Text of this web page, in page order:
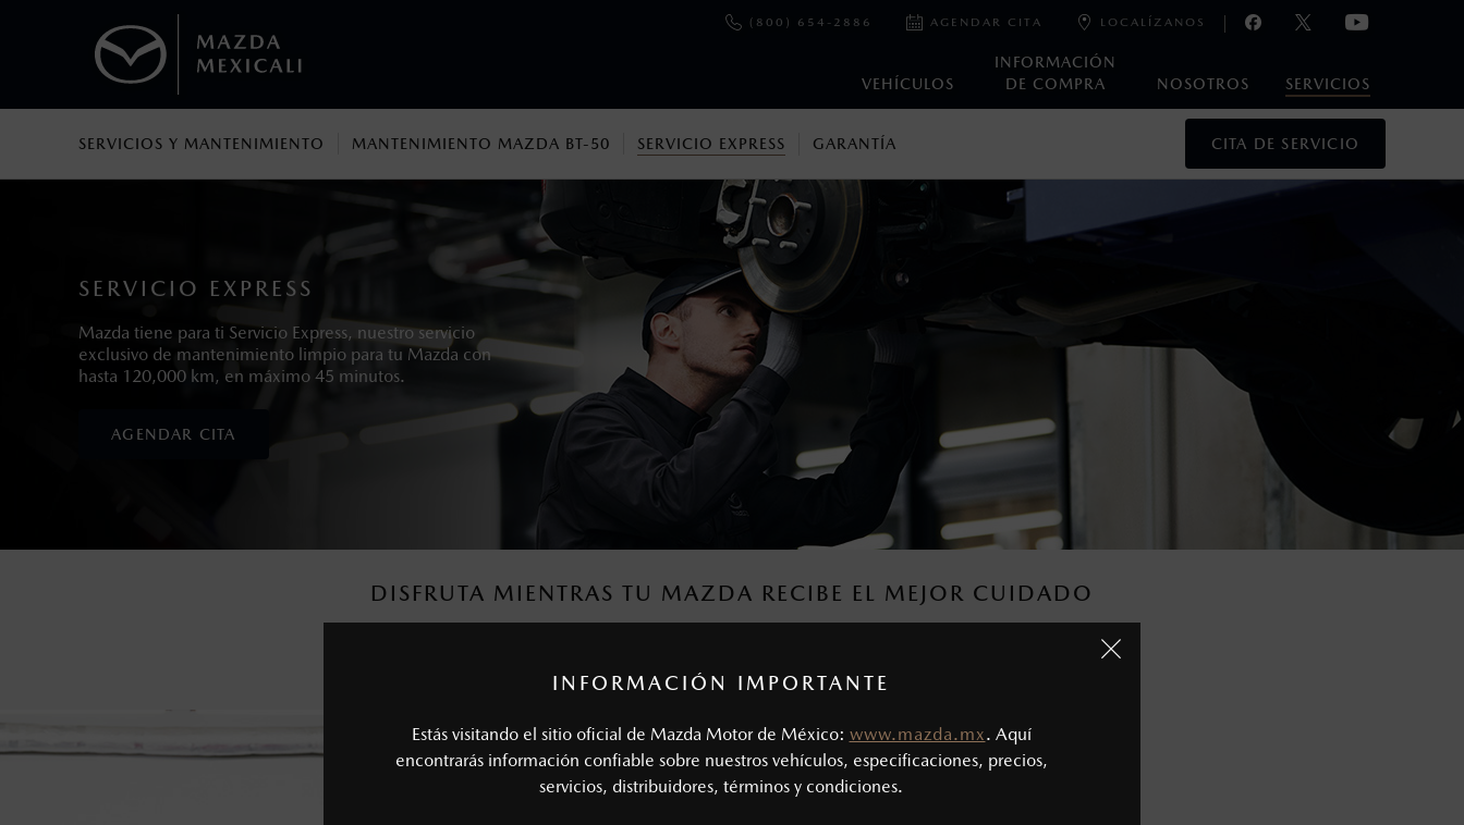
INFORMACIÓN IMPORTANTE
Estás visitando el sitio oficial de Mazda Motor de México: www.mazda.mx. Aquí
encontrarás información confiable sobre nuestros vehículos, especificaciones, precios,
servicios, distribuidores, términos y condiciones.
VEHÍCULOS
INFORMACIÓN
DE COMPRA
NOSOTROS SERVICIOS
(800) 654-2886 AGENDAR CITA LOCALÍZANOS
SERVICIOS Y MANTENIMIENTO MANTENIMIENTO MAZDA BT-50 SERVICIO EXPRESS GARANTÍA CITA DE SERVICIO
SERVICIO EXPRESS
Mazda tiene para ti Servicio Express, nuestro servicio
exclusivo de mantenimiento limpio para tu Mazda con
hasta 120,000 km, en máximo 45 minutos.
AGENDAR CITA
DISFRUTA MIENTRAS TU MAZDA RECIBE EL MEJOR CUIDADO
1
Los precios y especificaciones indicados en esta página son al menudeo, sugeridos por el fabricante, en moneda de los Estados Unidos Mexicanos, incluyen: I.V.A., e
I.S.A.N., y pueden cambiar sin previo aviso, no incluyen: tenencias, placas, accesorios, seguro y gastos administrativos. Mazda de México, se reserva el derecho de
modificar las especificaciones y los precios de sus productos, sin aviso previo al consumidor.